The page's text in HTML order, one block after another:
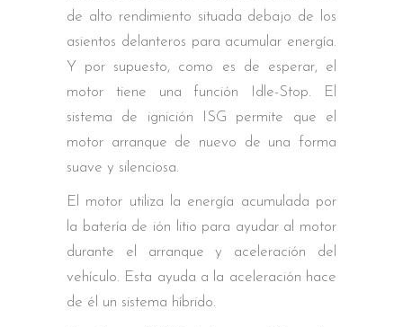
de alto rendimiento situada debajo de los
asientos delanteros para acumular energía.
Y por supuesto, como es de esperar, el
motor tiene una función Idle-Stop. El
sistema de ignición ISG permite que el
motor arranque de nuevo de una forma
suave y silenciosa.
El motor utiliza la energía acumulada por
la batería de ión litio para ayudar al motor
durante el arranque y aceleración del
vehículo. Esta ayuda a la aceleración hace
de él un sistema híbrido.